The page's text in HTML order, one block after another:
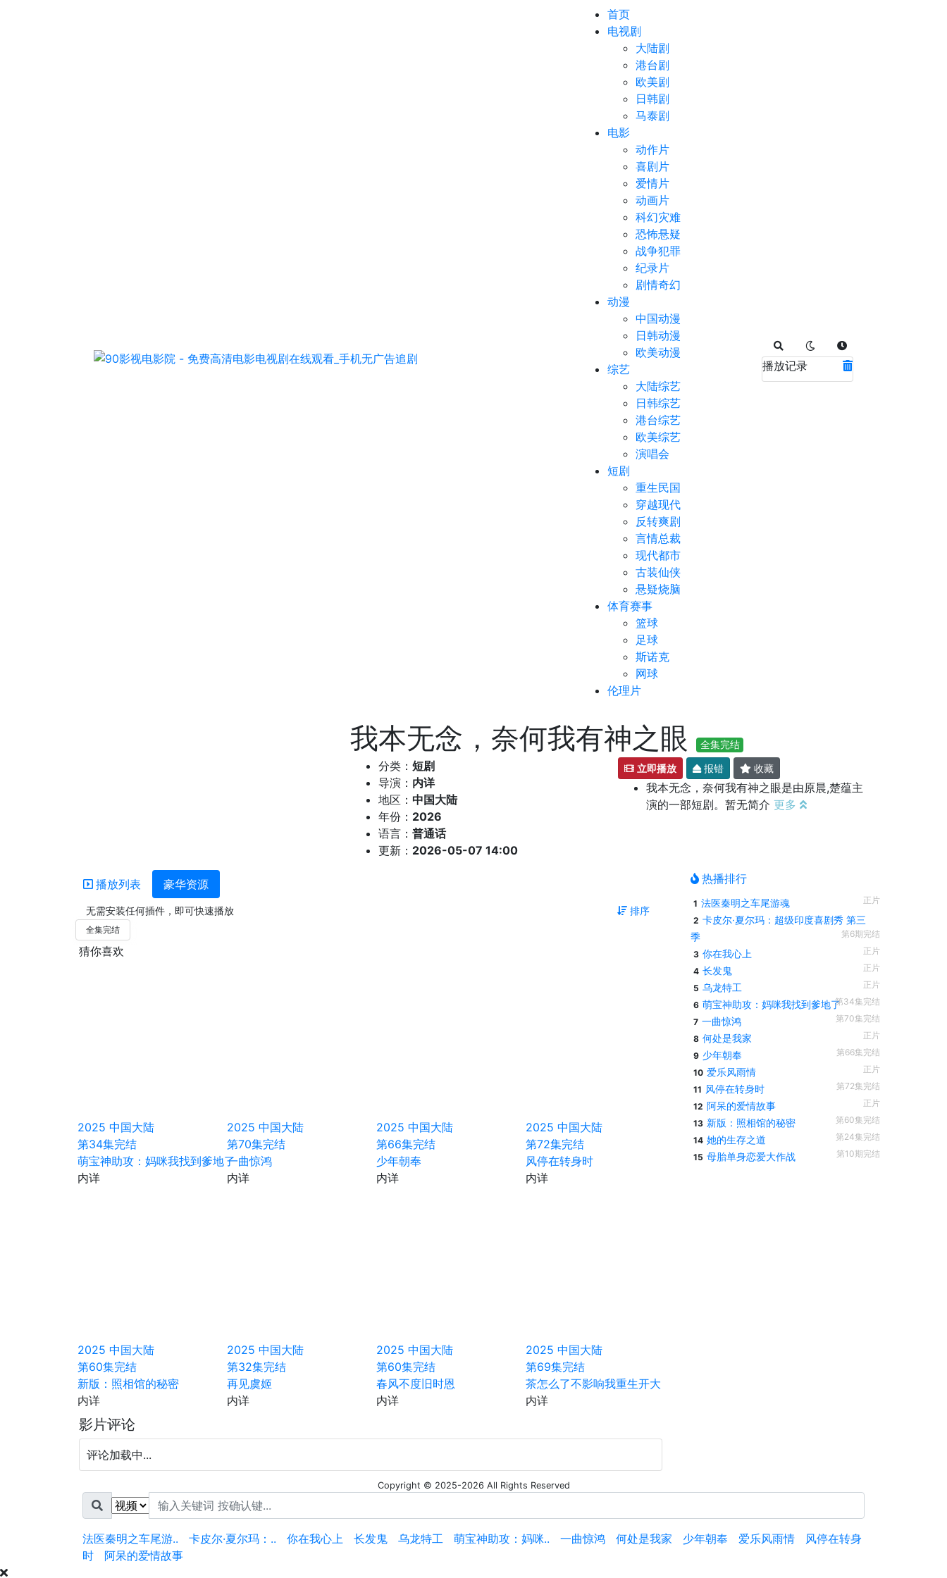
首页
电视剧
大陆剧
港台剧
欧美剧
日韩剧
马泰剧
电影
动作片
喜剧片
爱情片
动画片
科幻灾难
恐怖悬疑
战争犯罪
纪录片
剧情奇幻
动漫
中国动漫
日韩动漫
欧美动漫
综艺
大陆综艺
日韩综艺
港台综艺
欧美综艺
演唱会
短剧
重生民国
穿越现代
反转爽剧
言情总裁
现代都市
古装仙侠
悬疑烧脑
体育赛事
篮球
足球
斯诺克
网球
伦理片
播放记录
我本无念，奈何我有神之眼 全集完结
分类： 短剧
导演： 内详
地区： 中国大陆
年份： 2026
语言： 普通话
更新： 2026-05-07 14:00
立即播放 报错 收藏
我本无念，奈何我有神之眼是由原晨,楚蕴主
演的一部短剧。暂无简介 更多
播放列表 豪华资源
无需安装任何插件，即可快速播放 排序
全集完结
猜你喜欢
2025 中国大陆
第34集完结
萌宝神助攻：妈咪我找到爹地了
内详
2025 中国大陆
第70集完结
一曲惊鸿
内详
2025 中国大陆
第66集完结
少年朝奉
内详
2025 中国大陆
第72集完结
风停在转身时
内详
2025 中国大陆
第60集完结
新版：照相馆的秘密
内详
2025 中国大陆
第32集完结
再见虞姬
内详
2025 中国大陆
第60集完结
春风不度旧时恩
内详
2025 中国大陆
第69集完结
茶怎么了不影响我重生开大
内详
影片评论
评论加载中...
热播排行
1 法医秦明之车尾游魂
正片
2 卡皮尔·夏尔玛：超级印度喜剧秀 第三
季
第6期完结
3 你在我心上
正片
4 长发鬼
正片
5 乌龙特工
正片
6 萌宝神助攻：妈咪我找到爹地了第34集完结
7 一曲惊鸿
第70集完结
8 何处是我家
正片
9 少年朝奉
第66集完结
10 爱乐风雨情
正片
11 风停在转身时
第72集完结
12 阿呆的爱情故事
正片
13 新版：照相馆的秘密
第60集完结
14 她的生存之道
第24集完结
15 母胎单身恋爱大作战 第10期完结
Copyright © 2025-2026 All Rights Reserved
法医秦明之车尾游.. 卡皮尔·夏尔玛：.. 你在我心上 长发鬼 乌龙特工 萌宝神助攻：妈咪.. 一曲惊鸿 何处是我家 少年朝奉 爱乐风雨情
风停在转身
时
阿呆的爱情故事